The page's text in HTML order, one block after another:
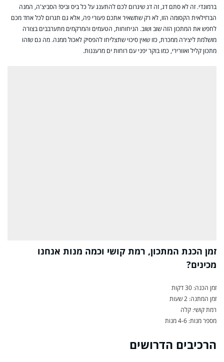
ברמונדי. זה לא סתם דג, זה דג שיגרום לכם להתענג על כל ביס וביס! הסביצ'ה, המנה
הברזילאית הקסומה הזו, לא רק שתשאיר אתכם פעורי פה, אלא גם תגרום לכל אחד מכם
לחפש את המתכון הזה שוב ושוב. הניחוחות, הטעמים והמרקמים מתערבבים בצורה
מושלמת ליצירה ממכרת, כזו שאין סיכוי שתצליחו להפסיק לאכול ממנה. מה גם שזהו
מתכון קליל ואוורירי, כמו בוקר יפני עם רוחות ים מרעננות.
זמן הכנת המתכון, רמת קושי וכמה מנות אנחנו
מכינים?
זמן הכנה: 30 דקות
זמן המתנה: 2 שעות
רמת קושי: קלה
מספר מנות: 4-6 מנות
הרכיבים הדרושים